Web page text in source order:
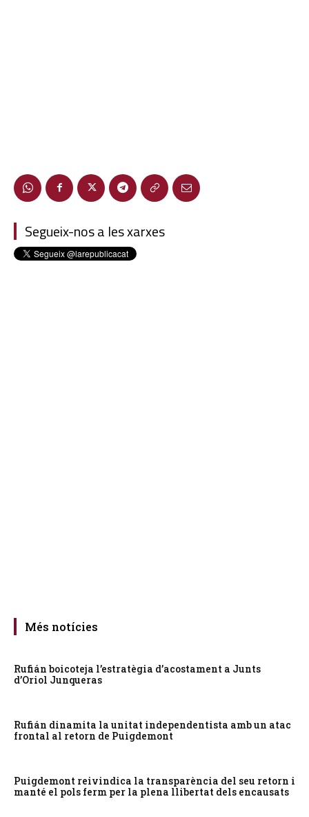
Segueix-nos a les xarxes
Més notícies
Rufián boicoteja l’estratègia d’acostament a Junts
d’Oriol Junqueras
Rufián dinamita la unitat independentista amb un atac
frontal al retorn de Puigdemont
Puigdemont reivindica la transparència del seu retorn i
manté el pols ferm per la plena llibertat dels encausats